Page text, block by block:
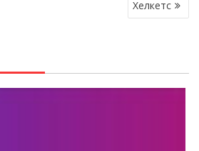
Хелкетс